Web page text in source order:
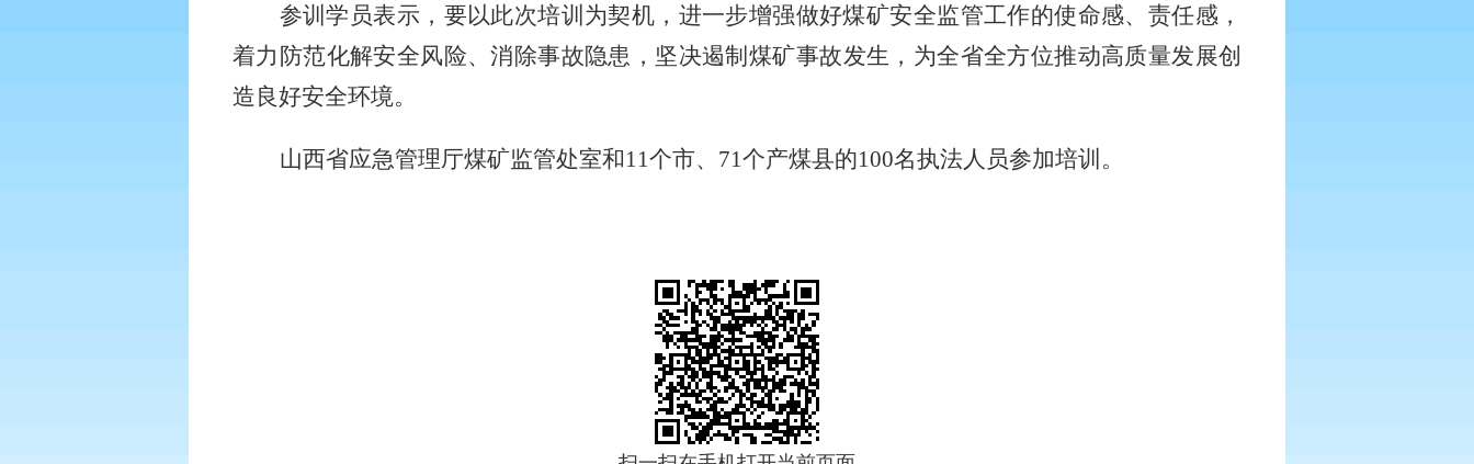
参训学员表示，要以此次培训为契机，进一步增强做好煤矿安全监管工作的使命感、责任感，
着力防范化解安全风险、消除事故隐患，坚决遏制煤矿事故发生，为全省全方位推动高质量发展创
造良好安全环境。
山西省应急管理厅煤矿监管处室和11个市、 71个产煤县的100名执法人员参加培训。